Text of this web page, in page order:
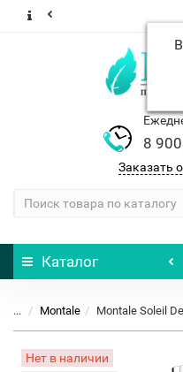
8 900
Заказать
Каталог
... Montale Montale Soleil
Нет в наличии